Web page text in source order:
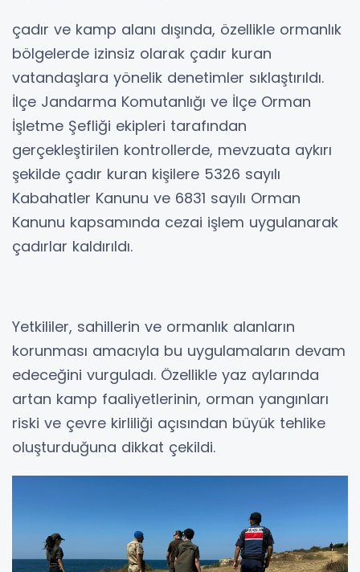
çadır ve kamp alanı dışında, özellikle ormanlık
bölgelerde izinsiz olarak çadır kuran
vatandaşlara yönelik denetimler sıklaştırıldı.
İlçe Jandarma Komutanlığı ve İlçe Orman
İşletme Şefliği ekipleri tarafından
gerçekleştirilen kontrollerde, mevzuata aykırı
şekilde çadır kuran kişilere 5326 sayılı
Kabahatler Kanunu ve 6831 sayılı Orman
Kanunu kapsamında cezai işlem uygulanarak
çadırlar kaldırıldı.
Yetkililer, sahillerin ve ormanlık alanların
korunması amacıyla bu uygulamaların devam
edeceğini vurguladı. Özellikle yaz aylarında
artan kamp faaliyetlerinin, orman yangınları
riski ve çevre kirliliği açısından büyük tehlike
oluşturduğuna dikkat çekildi.